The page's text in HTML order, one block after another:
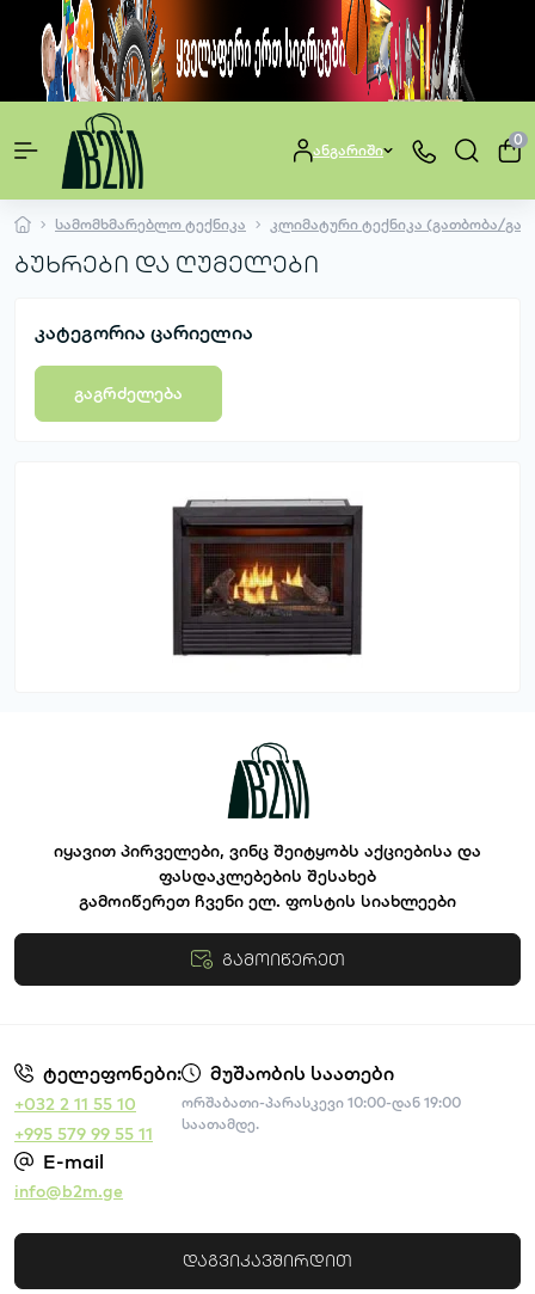
ანგარიში
0
სამომხმარებლო ტექნიკა კლიმატური ტექნიკა (გათბობა/
ბუხრები და ღუმელები
კატეგორია ცარიელია
გაგრძელება
იყავით პირველები, ვინც შეიტყობს აქციებისა და
ფასდაკლებების შესახებ
გამოიწერეთ ჩვენი ელ. ფოსტის სიახლეები
გამოიწერეთ
წესები და პირობები
ტელეფონები:
+032 2 11 55 10
+995 579 99 55 11
მუშაობის საათები
ორშაბათი-პარასკევი 10:00-დან 19:00
საათამდე.
E-mail
info@b2m.ge
დაგვიკავშირდით